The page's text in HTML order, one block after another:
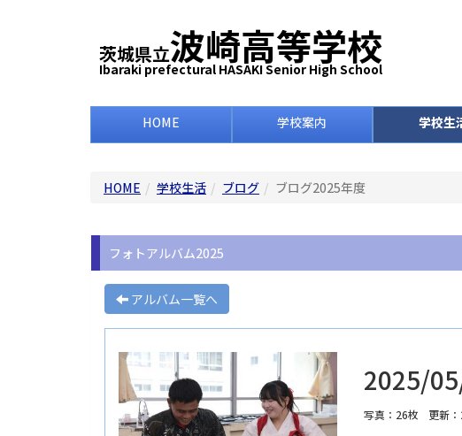
茨城県立波崎高等学校
Ibaraki prefectural HASAKI Senior High School
HOME 学校案内 学校生
HOME 学校生活 ブログ ブログ2025年度
フォトアルバム2025
アルバム一覧へ
2025/
写真：26枚 更新